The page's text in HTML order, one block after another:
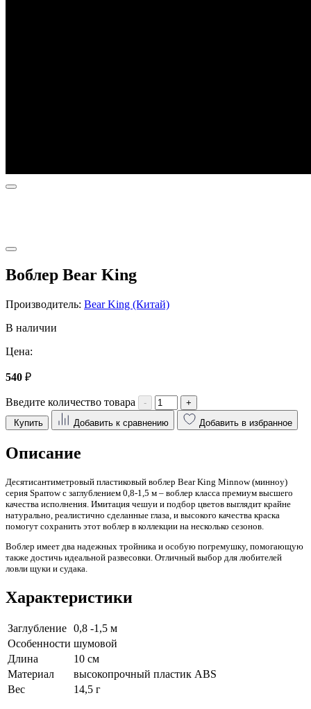
Воблер Bear King
Производитель: Bear King (Китай)
В наличии
Цена:
540 ₽
Введите количество товара -
+
Купить
Добавить к сравнению Добавить в избранное
Описание
Десятисантиметровый пластиковый воблер Bear King Minnow (минноу)
серия Sparrowс заглублением 0,8-1,5 м – воблер класса премиум высшего
качества исполнения. Имитация чешуи и подбор цветов выглядит крайне
натурально, реалистично сделанные глаза, и высокого качества краска
помогут сохранить этот воблер в коллекции на несколько сезонов.
Воблер имеет два надежных тройника и особую погремушку, помогающую
также достичь идеальной развесовки. Отличный выбор для любителей
ловли щуки и судака.
Характеристики
Заглубление 0,8 -1,5 м
Особенности шумовой
Длина
10 см
Материал
высокопрочный пластик ABS
Вес
14,5 г